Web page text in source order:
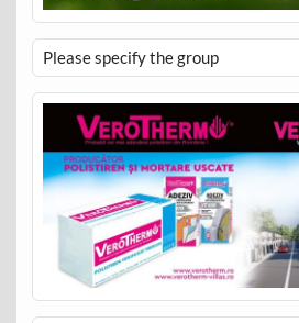
Please specify the group